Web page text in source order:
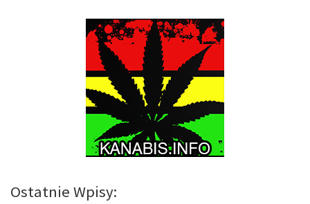
Ostatnie Wpisy: